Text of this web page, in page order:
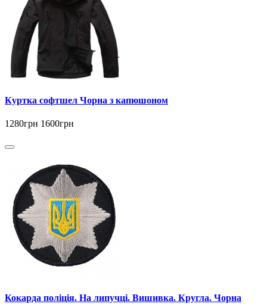
Куртка софтшел Чорна з капюшоном
1280грн 1600грн
Кокарда поліція. На липучці. Вишивка. Кругла. Чорна